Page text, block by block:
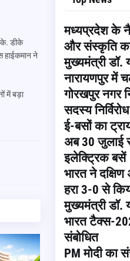
डीके
हाईकमान ने
में बड़ा
मध्यप्रदेश के
और संस्कृति
मुख्यमंत्री डॉ.
नारायणपुर में
गोरखपुर नगर
सदस्य निर्विरोध
ई-बसों का
अब 30 जुलाई
इलेक्ट्रिक बसें
भारत ने
हरा 3-0 से
मुख्यमंत्री डॉ.
भारत टैक्स-
संबोधित
PM मोदी का